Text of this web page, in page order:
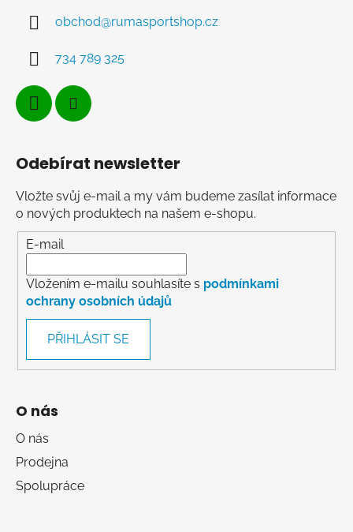
obchod@rumasportshop.cz
734 789 325
Odebírat newsletter
Vložte svůj e-mail a my vám budeme zasílat informace
o nových produktech na našem e-shopu.
E-mail
Vložením e-mailu souhlasíte s podmínkami
ochrany osobních údajů
PŘIHLÁSIT SE
O nás
O nás
Prodejna
Spolupráce